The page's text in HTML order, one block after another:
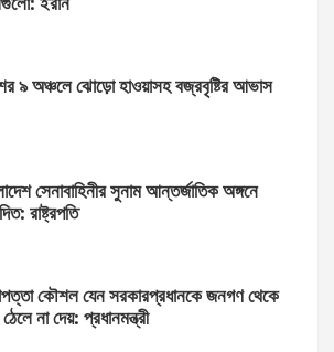
৯ অঞ্চলে ঝোড়ো হাওয়াসহ বজ্রবৃষ্টির আভাস
সেনাবাহিনীর সুনাম আন্তর্জাতিক অঙ্গনে
রাষ্ট্রপতি
কৌশল যেন সরকারপ্রধানকে জনগণ থেকে
না দেয়: প্রধানমন্ত্রী